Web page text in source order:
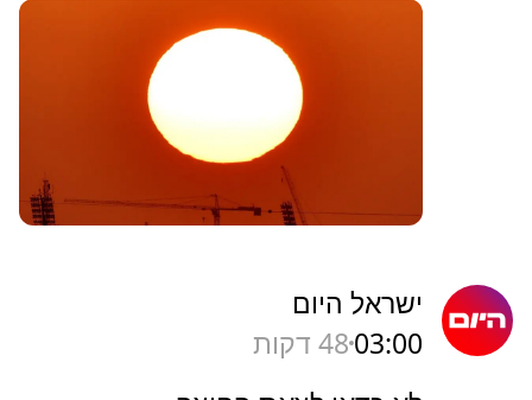
ישראל היום
03:0048 דקות